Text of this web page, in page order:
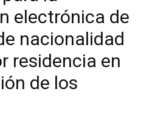
electrónica de
nacionalidad
residencia en
de los